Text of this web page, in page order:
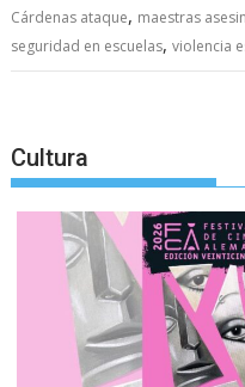
Cárdenas ataque, maestras
seguridad en escuelas,violencia
Cultura